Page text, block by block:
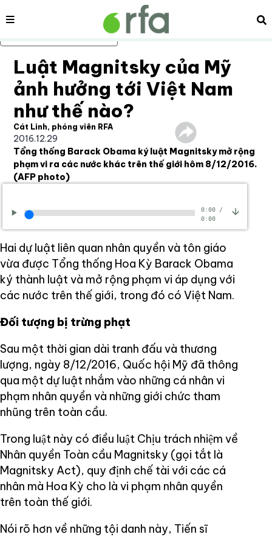
Bỏ qua nội dung chính
Nội dung
Luật Magnitsky của Mỹ
ảnh hưởng tới Việt Nam
như thế nào?
Cát Linh, phóng viên RFA
2016.12.29
Tổng thống Barack Obama ký luật Magnitsky mở rộng
phạm vi ra các nước khác trên thế giới hôm 8/12/2016.
(AFP photo)
0:00/
0:00
Hai dự luật liên quan nhân quyền và tôn giáo
vừa được Tổng thống Hoa Kỳ Barack Obama
ký thành luật và mở rộng phạm vi áp dụng với
các nước trên thế giới, trong đó có Việt Nam.
Đối tượng bị trừng phạt
Sau một thời gian dài tranh đấu và thương
lượng, ngày 8/12/2016, Quốc hội Mỹ đã thông
qua một dự luật nhắm vào những cá nhân vi
phạm nhân quyền và những giới chức tham
nhũng trên toàn cầu.
Trong luật này có điều luật Chịu trách nhiệm về
Nhân quyền Toàn cầu Magnitsky (gọi tắt là
Magnitsky Act), quy định chế tài với các cá
nhân mà Hoa Kỳ cho là vi phạm nhân quyền
trên toàn thế giới.
Nói rõ hơn về những tội danh này, Tiến sĩ